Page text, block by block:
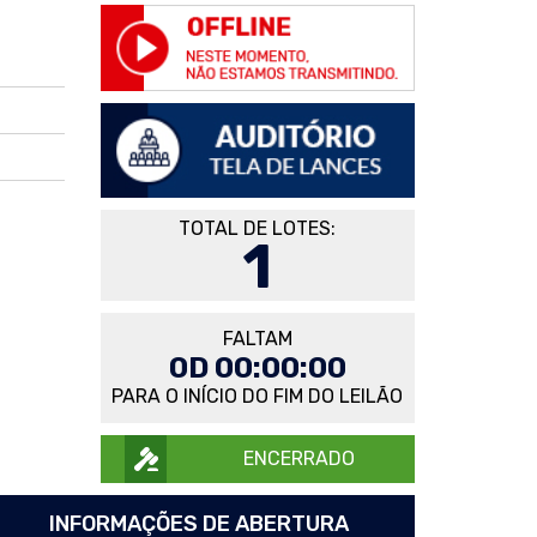
TOTAL DE LOTES:
1
FALTAM
0D 00:00:00
PARA O INÍCIO DO FIM DO LEILÃO
ENCERRADO
INFORMAÇÕES DE ABERTURA